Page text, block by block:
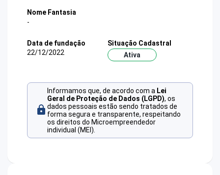
Nome Fantasia
-
Data de fundação
22/12/2022
Situação Cadastral
Ativa
Informamos que, de acordo com a Lei
Geral de Proteção de Dados (LGPD), os
dados pessoais estão sendo tratados de
forma segura e transparente, respeitando
os direitos do Microempreendedor
individual (MEI).